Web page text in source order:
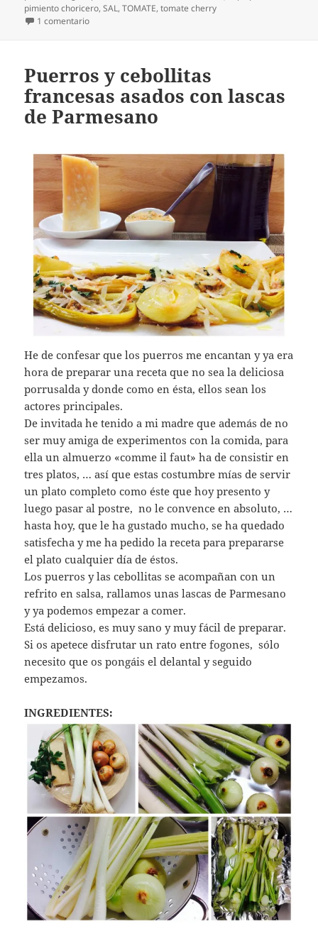
pimiento choricero,SAL,TOMATE,tomate cherry
1 comentarioen Morro en salsa
Puerros y cebollitas
francesas asados con lascas
de Parmesano
He de confesar que los puerros me encantan y ya era
hora de preparar una receta que no sea la deliciosa
porrusalda y donde como en ésta, ellos sean los
actores principales.
De invitada he tenido a mi madre que además de no
ser muy amiga de experimentos con la comida, para
ella un almuerzo «comme il faut» ha de consistir en
tres platos, … así que estas costumbre mías de servir
un plato completo como éste que hoy presento y
luego pasar al postre, no le convence en absoluto, …
hasta hoy, que le ha gustado mucho, se ha quedado
satisfecha y me ha pedido la receta para prepararse
el plato cualquier día de éstos.
Los puerros y las cebollitas se acompañan con un
refrito en salsa, rallamos unas lascas de Parmesano
y ya podemos empezar a comer.
Está delicioso, es muy sano y muy fácil de preparar.
Si os apetece disfrutar un rato entre fogones, sólo
necesito que os pongáis el delantal y seguido
empezamos.
INGREDIENTES: